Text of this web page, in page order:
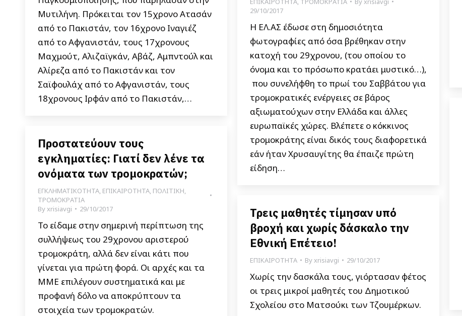
Μυτιλήνη. Πρόκειται τον 15χρονο Ατασάν
από το Πακιστάν, τον 16χρονο Ιναγιέζ
από το Αφγανιστάν, τους 17χρονους
Μαχμούτ, Αλιζαϊγκάν, Αβάζ, Αμπντούλ και
Αλίρεζα από το Πακιστάν και τον
Σαϊφουλάχ από το Αφγανιστάν, τους
18χρονους Ιρφάν από το Πακιστάν,…
29/10/2017
Η ΕΛ.ΑΣ έδωσε στη δημοσιότητα
φωτογραφίες από όσα βρέθηκαν στην
κατοχή του 29χρονου, (του οποίου το
όνομα και το πρόσωπο κρατάει μυστικό…),
που συνελήφθη το πρωί του Σαββάτου για
τρομοκρατικές ενέργειες σε βάρος
αξιωματούχων στην Ελλάδα και άλλες
ευρωπαϊκές χώρες. Βλέπετε ο κόκκινος
τρομοκράτης είναι δικός τους διαφορετικά
εάν ήταν Χρυσαυγίτης θα έπαιζε πρώτη
είδηση…
Προστατεύουν τους
εγκληματίες: Γιατί δεν λένε τα
ονόματα των τρομοκρατών;
ΕΓΚΛΗΜΑΤΙΚΟΤΗΤΑ, ΕΠΙΚΑΙΡΟΤΗΤΑ, ΠΟΛΙΤΙΚΗ,
ΤΡΟΜΟΚΡΑΤΙΑ
Byxrisiavgi 29/10/2017
Το είδαμε στην σημερινή περίπτωση της
συλλήψεως του 29χρονου αριστερού
τρομοκράτη, αλλά δεν είναι κάτι που
γίνεται για πρώτη φορά. Οι αρχές και τα
ΜΜΕ επιλέγουν συστηματικά και με
προφανή δόλο να αποκρύπτουν τα
στοιχεία των τρομοκρατών.
Τρεις μαθητές τίμησαν υπό
βροχή και χωρίς δάσκαλο την
Εθνική Επέτειο!
ΕΠΙΚΑΙΡΟΤΗΤΑ Byxrisiavgi 29/10/2017
Χωρίς την δασκάλα τους, γιόρτασαν φέτος
οι τρεις μικροί μαθητές του Δημοτικού
Σχολείου στο Ματσούκι των Τζουμέρκων.